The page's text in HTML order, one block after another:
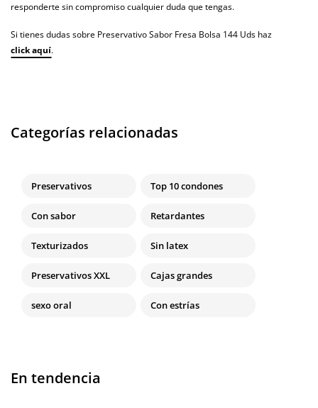
responderte sin compromiso cualquier duda que tengas.
Si tienes dudas sobre Preservativo Sabor Fresa Bolsa 144 Uds haz
click aquí.
Categorías relacionadas
Preservativos Top 10 condones
Con sabor Retardantes
Texturizados Sin latex
Preservativos XXL Cajas grandes
sexo oral Con estrías
En tendencia